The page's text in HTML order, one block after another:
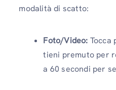
modalità di scatto:
Foto/Video: Tocca
tieni premuto per
a 60 secondi per